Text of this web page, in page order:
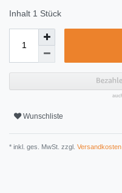
Inhalt 1 Stück
Wunschliste
* inkl. ges. MwSt. zzgl. Versandkosten